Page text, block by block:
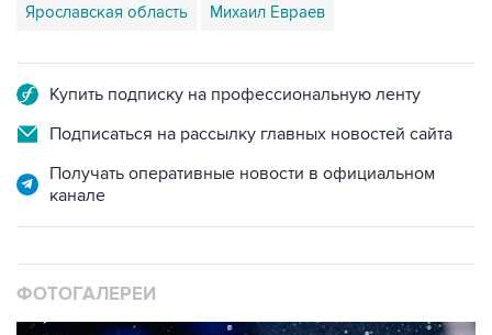
Ярославская область Михаил Евраев
Купить подписку на профессиональную ленту
Подписаться на рассылку главных новостей сайта
Получать оперативные новости в официальном
канале
ФОТОГАЛЕРЕИ